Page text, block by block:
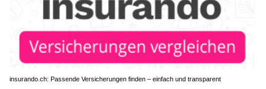
insurando.ch: Passende Versicherungen finden – einfach und transparent